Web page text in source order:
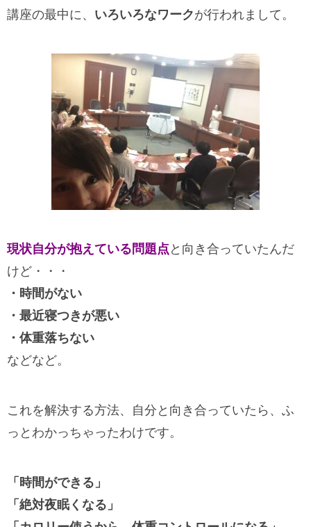
講座の最中に、 いろいろなワークが行われまして。
現状自分が抱えている問題点 と向き合っていたんだ
けど・・・
・時間がない
・最近寝つきが悪い
・体重落ちない
などなど。
これを解決する方法、自分と向き合っていたら、ふ
っとわかっちゃったわけです。
「時間ができる」
「絶対夜眠くなる」